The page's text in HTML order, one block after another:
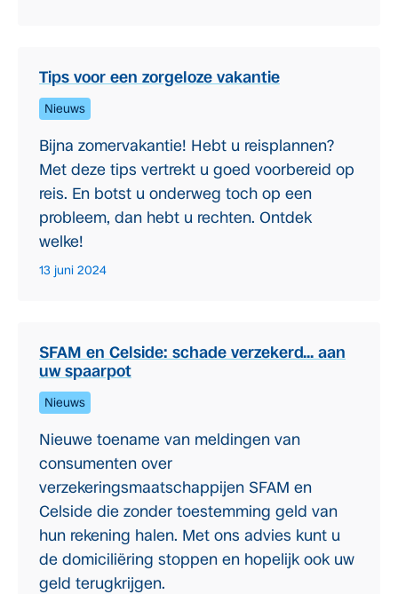
Tips voor een zorgeloze vakantie
Nieuws
Bijna zomervakantie! Hebt u reisplannen?
Met deze tips vertrekt u goed voorbereid op
reis. En botst u onderweg toch op een
probleem, dan hebt u rechten. Ontdek
welke!
13 juni 2024
SFAM en Celside: schade verzekerd… aan
uw spaarpot
Nieuws
Nieuwe toename van meldingen van
consumenten over
verzekeringsmaatschappijen SFAM en
Celside die zonder toestemming geld van
hun rekening halen. Met ons advies kunt u
de domiciliëring stoppen en hopelijk ook uw
geld terugkrijgen.